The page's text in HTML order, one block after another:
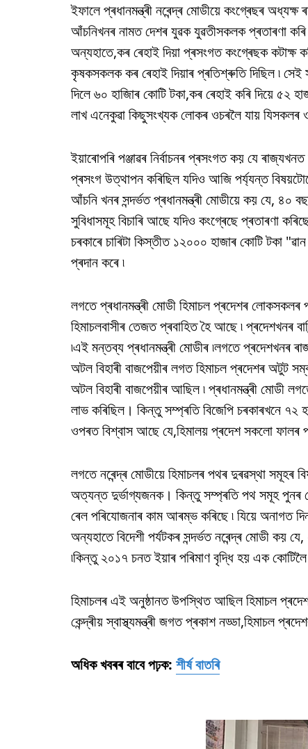
ইফালে প্ৰধানমন্ত্ৰী নৰেন্দ্ৰ মোডীয়ে কংগ্ৰেছৰ
আঁচনিখনৰ নামত দেশৰ যুৱক যুৱতীসকলক প্ৰতাৰণা
অন্যহাতে,কৰ ৰেহাই দিয়া প্ৰসংগত কংগ্ৰেছক কটাক্ষ
কৃষকসকলক কৰ ৰেহাই দিয়াৰ প্ৰতিশ্ৰুতি দিছিল ৷
দিলে ৬০ হাজিাৰ কোটি টকা,কৰ ৰেহাই কৰি দিয়ে ৫২
লাখ এনেকুৱা কিছুসংখ্যক লোকৰ ওচৰলৈ যায়
ইয়াৰোপৰি পঞ্জাৱৰ নিৰ্বাচনৰ প্ৰসংগত কয় যে
প্ৰসংগ উত্থাপন কৰিছিল যদিও আজি পৰ্য্যন্ত
আঁচনি খনৰ সন্দৰ্ভত প্ৰধানমন্ত্ৰী মোডীয়ে কয় যে, ৪০
সুবিধাসমূহ বিচাৰি আছে যদিও কংগ্ৰেছে প্ৰতাৰণা
চৰকাৰে চাৰিটা কিস্তীত ১২০০০ হাজাৰ কোটি টকা
প্ৰদান কৰে ৷
লগতে প্ৰধানমন্ত্ৰী মোডী হিমাচল প্ৰদেশৰ লোকসকলৰ
হিমাচলবাসীৰ তেজত প্ৰবাহিত হৈ আছে ৷ প্ৰদেশখনৰ
৷এই মন্তব্য প্ৰধানমন্ত্ৰী মোডীৰ ৷লগতে প্ৰদেশখনৰ
অটল বিহাৰী বাজপেয়ীৰ লগত হিমাচল প্ৰদেশৰ অটুট
অটল বিহাৰী বাজপেয়ীৰ আছিল ৷ প্ৰধানমন্ত্ৰী মোডী
লাভ কৰিছিল। কিন্তু সম্প্ৰতি বিজেপি চৰকাৰখনে ৭২
ওপৰত বিশ্বাস আছে যে,হিমালয় প্ৰদেশ সকলো ফালৰ
লগতে নৰেন্দ্ৰ মোডীয়ে হিমাচলৰ পথৰ দুৰৱস্থা সমূহৰ
অত্যন্ত দুৰ্ভাগ্যজনক। কিন্তু সম্প্ৰতি পথ সমূহ পুনৰ
ৰেল পৰিযোজনাৰ কাম আৰম্ভ কৰিছে ৷ যিয়ে অনাগত
অন্যহাতে বিদেশী পৰ্যটকৰ সন্দৰ্ভত নৰেন্দ্ৰ মোডী কয়
৷কিন্তু ২০১৭ চনত ইয়াৰ পৰিমাণ বৃদ্ধি হয় এক কোটিলৈ
হিমাচলৰ এই অনুষ্ঠানত উপস্থিত আছিল হিমাচল
কেন্দ্ৰীয় স্বাস্থ্যমন্ত্ৰী জগত প্ৰকাশ নড্ডা,হিমাচল
অধিক খবৰৰ বাবে পঢ়ক: শীৰ্ষ বাতৰি